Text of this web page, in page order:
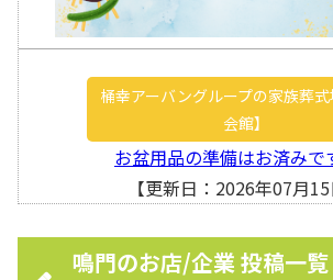
桶幸アーバングループの家族葬
会館】
お盆用品の準備はお済みで
【更新日：2026年07月15
鳴門のお店/企業 投稿一